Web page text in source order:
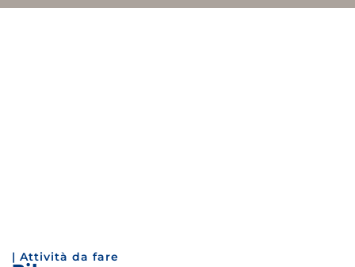
| Attività da fare